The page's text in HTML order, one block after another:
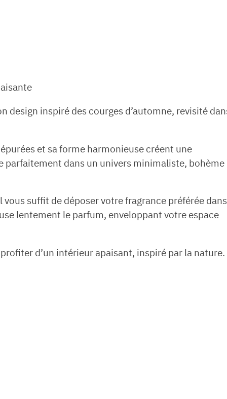
design inspiré des courges d’automne, revisité
et sa forme harmonieuse créent une
parfaitement dans un univers minimaliste, bohème
suffit de déposer votre fragrance préférée dans
lentement le parfum, enveloppant votre espace
d’un intérieur apaisant, inspiré par la nature.